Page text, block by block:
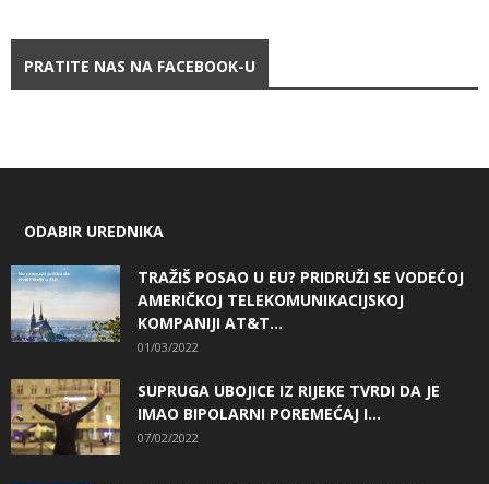
PRATITE NAS NA FACEBOOK-U
ODABIR UREDNIKA
TRAŽIŠ POSAO U EU? PRIDRUŽI SE VODEĆOJ
AMERIČKOJ TELEKOMUNIKACIJSKOJ
KOMPANIJI AT&T...
01/03/2022
SUPRUGA UBOJICE IZ RIJEKE TVRDI DA JE
IMAO BIPOLARNI POREMEĆAJ I...
07/02/2022